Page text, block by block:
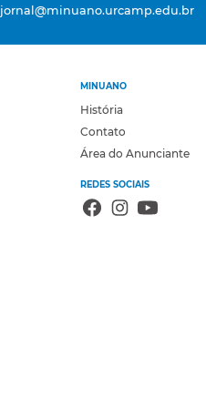
jornal@minuano.urcamp.edu.br
MINUANO
História
Contato
Área do Anunciante
REDES SOCIAIS